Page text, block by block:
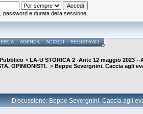
password e durata della sessione
AGENDA ACCEDI REGISTRATI
> LA-U STORICA 2 -Ante 12 maggio 2023 --
OPINIONISTI. > Beppe Severgnini. Caccia agli
Discussione: Beppe Severgnini. Caccia agli